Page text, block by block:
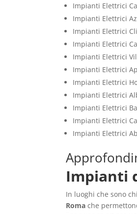
Impianti Elettrici
Impianti Elettrici
Impianti Elettrici
Impianti Elettrici
Impianti Elettrici
Impianti Elettrici
Impianti Elettrici
Impianti Elettrici
Impianti Elettrici
Impianti Elettrici
Impianti Elettrici
Impianti
In luoghi che sono
Roma che